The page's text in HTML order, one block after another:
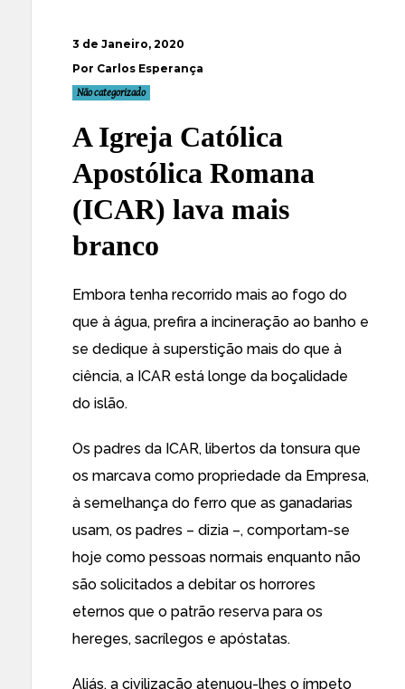
3 de Janeiro, 2020
Por Carlos Esperança
Não categorizado
A Igreja Católica
Apostólica Romana
(ICAR) lava mais
branco
Embora tenha recorrido mais ao fogo do
que à água, prefira a incineração ao banho e
se dedique à superstição mais do que à
ciência, a ICAR está longe da boçalidade
do islão.
Os padres da ICAR, libertos da tonsura que
os marcava como propriedade da Empresa,
à semelhança do ferro que as ganadarias
usam, os padres – dizia –, comportam-se
hoje como pessoas normais enquanto não
são solicitados a debitar os horrores
eternos que o patrão reserva para os
hereges, sacrílegos e apóstatas.
Aliás, a civilização atenuou-lhes o ímpeto